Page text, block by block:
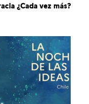
¿Cada vez más?